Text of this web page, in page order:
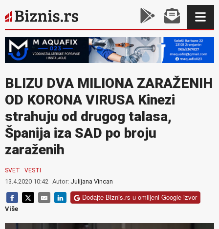
BLIZU DVA MILIONA ZARAŽENIH
OD KORONA VIRUSA Kinezi
strahuju od drugog talasa,
Španija iza SAD po broju
zaraženih
SVET VESTI
13.4.2020 10:42 Autor: Julijana Vincan
Dodajte Biznis.rs u omiljeni Google izvor
Više